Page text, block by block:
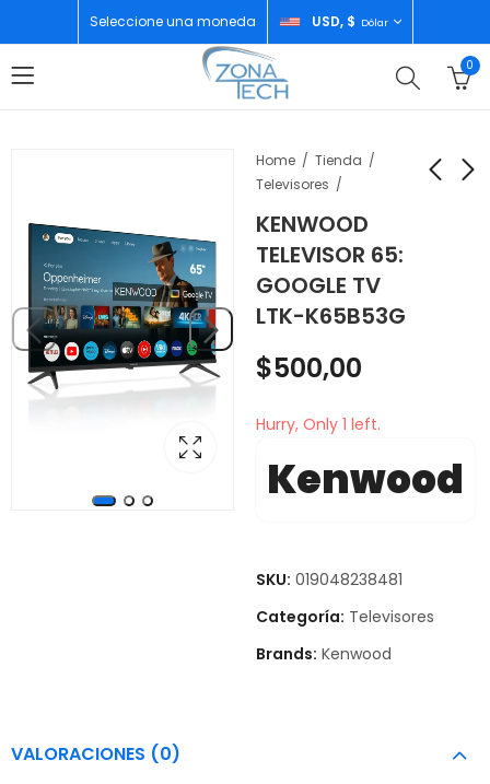
Seleccione una moneda USD, $ Dólar
0
Home
Tienda
Televisores
KENWOOD
TELEVISOR 65:
GOOGLE TV
LTK-K65B53G
128GB PORCELAIN
$483,00
$500,00
Hurry, Only 1 left.
Kenwood
SKU: 019048238481
Categoría: Televisores
Brands: Kenwood
VALORACIONES (0)